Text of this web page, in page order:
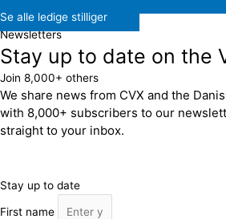
Se alle ledige stilliger
Newsletters
Stay up to date on the
Join 8,000+ others
We share news from CVX and the
with 8,000+ subscribers to our
straight to your inbox.
Stay up to date
First name